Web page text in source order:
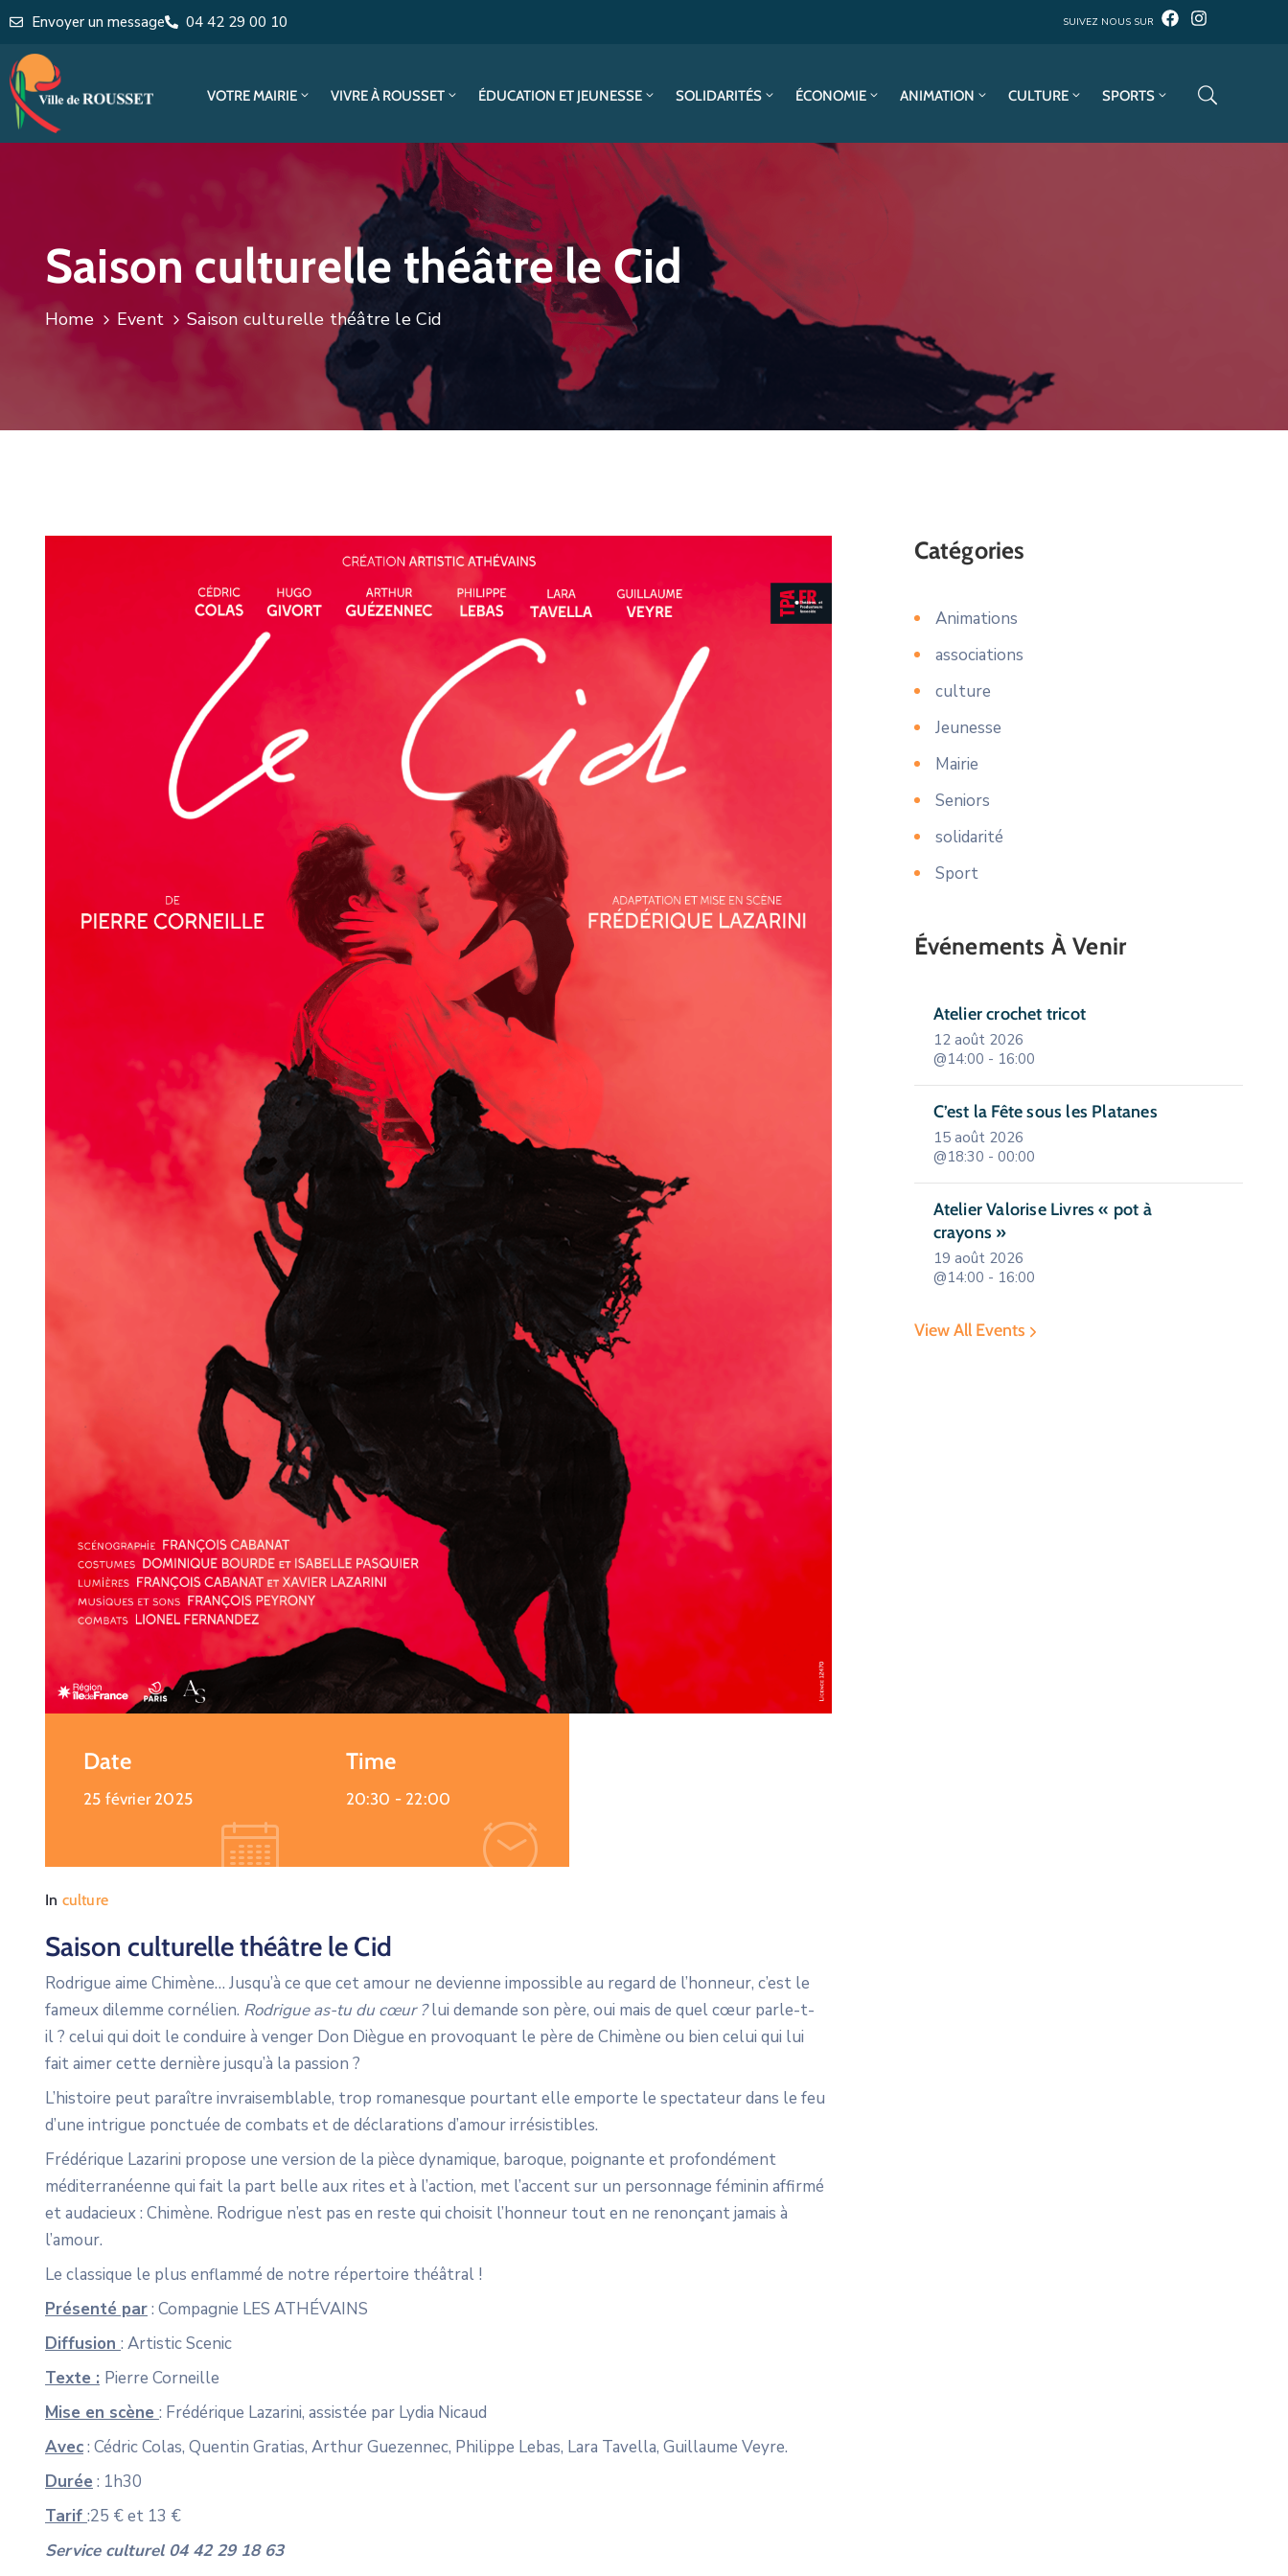
Envoyer un message 04 42 29 00 10 SUIVEZ NOUS SUR
VOTRE MAIRIE VIVRE À ROUSSET ÉDUCATION ET JEUNESSE SOLIDARITÉS ÉCONOMIE ANIMATION CULTURE SPORTS
Saison culturelle théâtre le Cid
Home Event Saison culturelle théâtre le Cid
Date
25 février 2025
Time
20:30 - 22:00
In culture
Saison culturelle théâtre le Cid
Rodrigue aime Chimène… Jusqu’à ce que cet amour ne devienne impossible au regard de l’honneur, c’est le
fameux dilemme cornélien. Rodrigue as-tu du cœur ?lui demande son père, oui mais de quel cœur parle-t-
il ? celui qui doit le conduire à venger Don Diègue en provoquant le père de Chimène ou bien celui qui lui
fait aimer cette dernière jusqu’à la passion ?
L’histoire peut paraître invraisemblable, trop romanesque pourtant elle emporte le spectateur dans le feu
d’une intrigue ponctuée de combats et de déclarations d’amour irrésistibles.
Frédérique Lazarini propose une version de la pièce dynamique, baroque, poignante et profondément
méditerranéenne qui fait la part belle aux rites et à l’action, met l’accent sur un personnage féminin affirmé
et audacieux : Chimène. Rodrigue n’est pas en reste qui choisit l’honneur tout en ne renonçant jamais à
l’amour.
Le classique le plus enflammé de notre répertoire théâtral !
Présenté par: Compagnie LES ATHÉVAINS
Diffusion : Artistic Scenic
Texte : Pierre Corneille
Mise en scène : Frédérique Lazarini, assistée par Lydia Nicaud
Avec: Cédric Colas, Quentin Gratias, Arthur Guezennec, Philippe Lebas, Lara Tavella, Guillaume Veyre.
Durée : 1h30
Tarif :25 € et 13 €
Service culturel 04 42 29 18 63
Catégories
Animations
associations
culture
Jeunesse
Mairie
Seniors
solidarité
Sport
Événements À Venir
Atelier crochet tricot
12 août 2026
@14:00 - 16:00
C’est la Fête sous les Platanes
15 août 2026
@18:30 - 00:00
Atelier Valorise Livres « pot à
crayons »
19 août 2026
@14:00 - 16:00
View All Events